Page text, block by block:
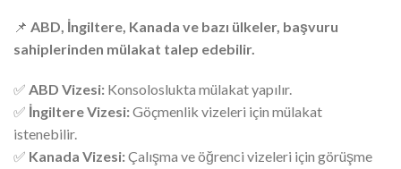
📌 ABD, İngiltere, Kanada ve bazı ülkeler, başvuru
sahiplerinden mülakat talep edebilir.
✅ ABD Vizesi: Konsoloslukta mülakat yapılır.
✅ İngiltere Vizesi:Göçmenlik vizeleri için mülakat
istenebilir.
✅ Kanada Vizesi:Çalışma ve öğrenci vizeleri için görüşme